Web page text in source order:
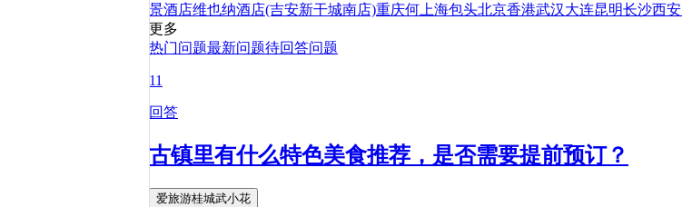
景酒店维也纳酒店(吉安新干城南店)重庆何 上海包头北京香港武汉大连昆明长沙西安
更多
热门问题最新问题待回答问题
11
回答
古镇里有什么特色美食推荐，是否需要提前预订？
爱旅游桂城武小花